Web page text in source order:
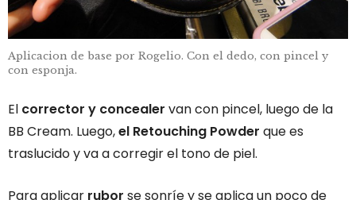
Aplicacion de base por Rogelio. Con el dedo, con pincel y
con esponja.
El corrector y concealer van con pincel, luego de la
BB Cream. Luego,el Retouching Powder que es
traslucido y va a corregir el tono de piel.
Para aplicar rubor se sonríe y se aplica un poco de